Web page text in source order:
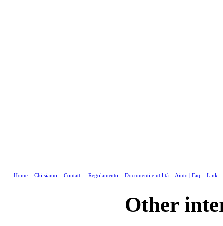
Home Chi siamo Contatti Regolamento Documenti e utilità Aiuto | Faq Link
Other